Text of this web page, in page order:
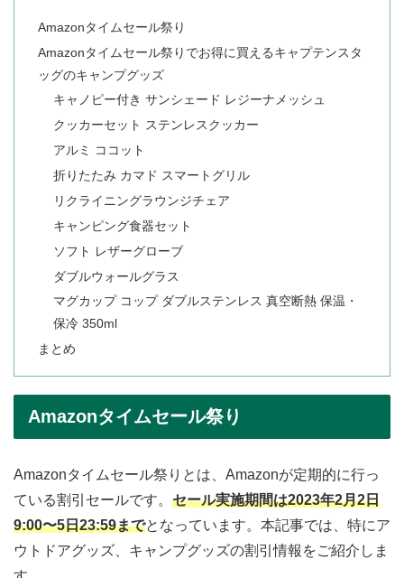
Amazonタイムセール祭り
Amazonタイムセール祭りでお得に買えるキャプテンスタ
ッグのキャンプグッズ
キャノピー付き サンシェード レジーナメッシュ
クッカーセット ステンレスクッカー
アルミ ココット
折りたたみ カマド スマートグリル
リクライニングラウンジチェア
キャンピング食器セット
ソフト レザーグローブ
ダブルウォールグラス
マグカップ コップ ダブルステンレス 真空断熱 保温・
保冷 350ml
まとめ
Amazonタイムセール祭り
Amazonタイムセール祭りとは、Amazonが定期的に行っ
ている割引セールです。 セール実施期間は2023年2月2日
9:00〜5日23:59までとなっています。本記事では、特にア
ウトドアグッズ、キャンプグッズの割引情報をご紹介しま